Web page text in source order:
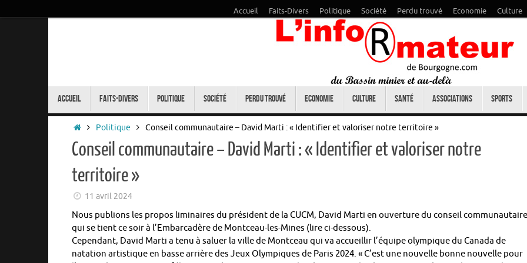
Accueil Faits-Divers Politique Société Perdu trouvé Economie Culture
Accueil Faits-Divers Politique Société Perdu trouvé Economie Culture Santé Associations Sports
Accueil
Politique Conseil communautaire – David Marti : « Identifier et valoriser notre territoire »
Conseil communautaire – David Marti : « Identifier et valoriser notre
territoire »
11 avril 2024
Nous publions les propos liminaires du président de la CUCM, David Marti en ouverture du conseil communautaire
qui se tient ce soir à l’Embarcadère de Montceau-les-Mines (lire ci-dessous).
Cependant, David Marti a tenu à saluer la ville de Montceau qui va accueillir l’équipe olympique du Canada de
natation artistique en basse arrière des Jeux Olympiques de Paris 2024. « C’est une nouvelle bonne nouvelle pour